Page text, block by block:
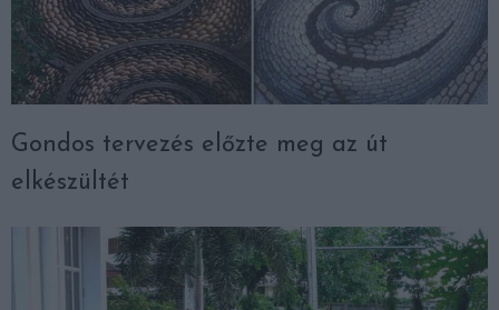
Gondos tervezés előzte meg az út
elkészültét